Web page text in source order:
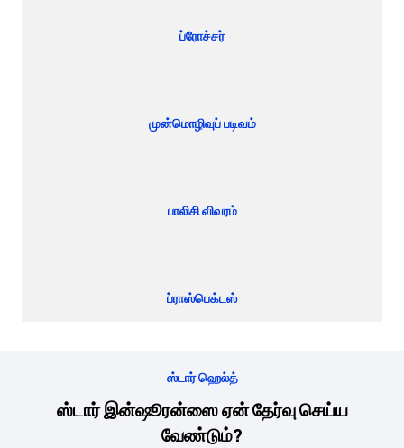
ப்ரோச்சர்
முன்மொழிவுப் படிவம்
பாலிசி விவரம்
ப்ராஸ்பெக்டஸ்
ஸ்டார் ஹெல்த்
ஸ்டார் இன்ஷூரன்ஸை ஏன் தேர்வு செய்ய
வேண்டும்?